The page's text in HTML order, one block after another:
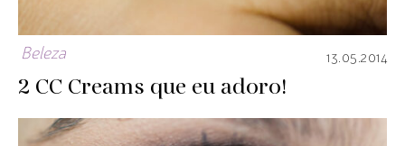
Beleza 13.05.2014
2 CC Creams que eu adoro!